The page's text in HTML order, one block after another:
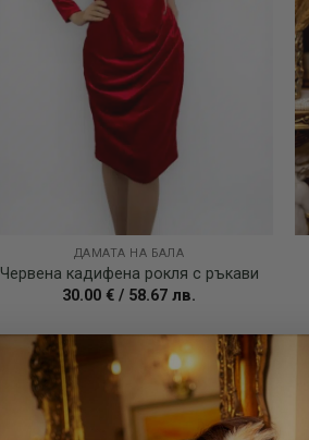
ДАМАТА НА БАЛА
Червена кадифенa рокля с ръкави
30.00 € / 58.67 лв.
Add to